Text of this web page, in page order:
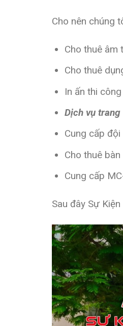
Cho nên chúng
Cho thuê âm
Cho thuê
In ấn thi công
Dịch vụ
Cung cấp
Cho thuê
Cung cấp
Sau đây Sự